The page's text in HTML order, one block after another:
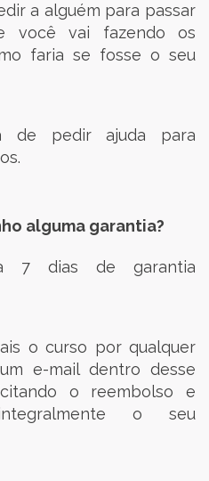
a alguém para passar
você vai fazendo os
faria se fosse o seu
de pedir ajuda para
alguma garantia?
7 dias de garantia
o curso por qualquer
e-mail dentro desse
o reembolso e
o seu